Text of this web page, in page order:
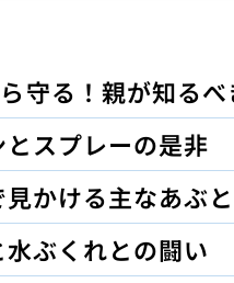
守る！親が知る
スプレーの是非
かける主なあぶ
ぶくれとの闘い